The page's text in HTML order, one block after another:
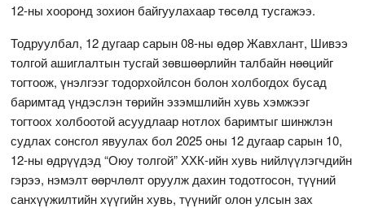
12-ны хооронд зохион байгуулахаар төсөлд тусгажээ.
Тодруулбал, 12 дугаар сарын 08-ны өдөр Жавхлант, Шивээ
толгой ашиглалтын тусгай зөвшөөрлийн талбайн нөөцийг
тогтоож, үнэлгээг тодорхойлсон болон холбогдох бусад
баримтад үндэслэн төрийн эзэмшлийн хувь хэмжээг
тогтоох холбоотой асуудлаар нотлох баримтыг шинжлэн
судлах сонсгол явуулах бол 2025 оны 12 дугаар сарын 10,
12-ны өдрүүдэд “Оюу толгой” ХХК-ийн хувь нийлүүлэгчдийн
гэрээ, нэмэлт өөрчлөлт оруулж дахин тодотгосон, түүний
санхүүжилтийн хүүгийн хувь, түүнийг олон улсын зах